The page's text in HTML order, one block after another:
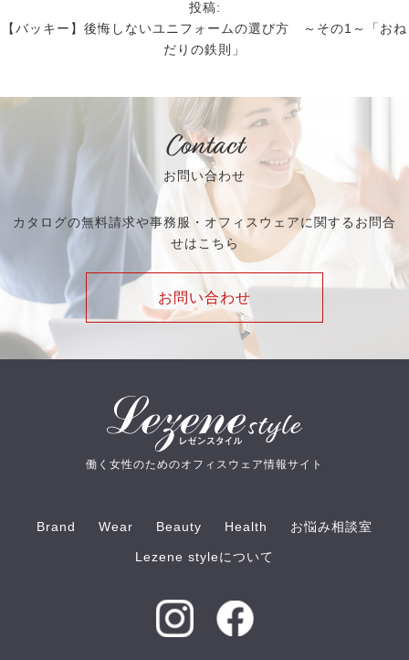
投稿:
【バッキー】後悔しないユニフォームの選び方 ～その1～「おね
だりの鉄則」
Contact
お問い合わせ
カタログの無料請求や事務服・オフィスウェアに関するお問合
せはこちら
お問い合わせ
働く女性のためのオフィスウェア情報サイト
Brand Wear Beauty Health お悩み相談室
Lezene styleについて